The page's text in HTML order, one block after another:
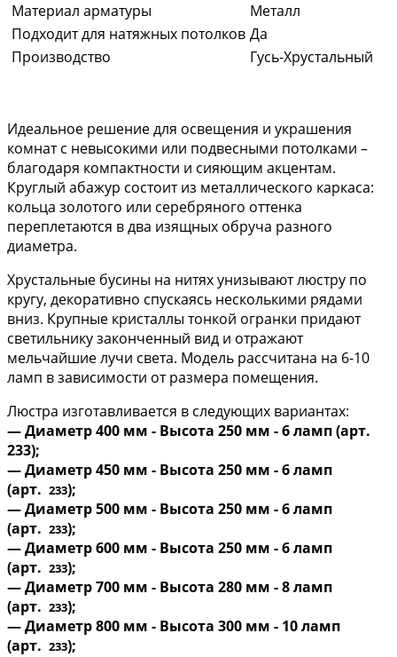
Материал арматуры
Металл
Подходит для натяжных потолков Да
Производство
Гусь-Хрустальный
Идеальное решение для освещения и украшения
комнат с невысокими или подвесными потолками –
благодаря компактности и сияющим акцентам.
Круглый абажур состоит из металлического каркаса:
кольца золотого или серебряного оттенка
переплетаются в два изящных обруча разного
диаметра.
Хрустальные бусины на нитях унизывают люстру по
кругу, декоративно спускаясь несколькими рядами
вниз. Крупные кристаллы тонкой огранки придают
светильнику законченный вид и отражают
мельчайшие лучи света. Модель рассчитана на 6-10
ламп в зависимости от размера помещения.
Люстра изготавливается в следующих вариантах:
— Диаметр 400 мм - Высота 250 мм - 6 ламп (арт.
233);
— Диаметр 450 мм - Высота 250 мм - 6 ламп
(арт. 233);
— Диаметр 500 мм - Высота 250 мм - 6 ламп
(арт. 233);
— Диаметр 600 мм - Высота 250 мм - 6 ламп
(арт. 233);
​— Диаметр 700 мм - Высота 280 мм - 8 ламп
(арт. 233);
​— Диаметр 800 мм - Высота 300 мм - 10 ламп
(арт. 233);